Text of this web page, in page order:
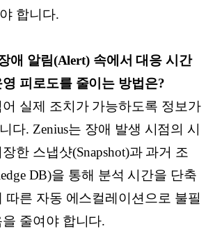
합니다.
애 알림(Alert) 속에서 대응 시간
피로도를 줄이는 방법은?
실제 조치가 가능하도록 정보가
다. Zenius는 장애 발생 시점의 시
한 스냅샷(Snapshot)과 과거 조
DB)을 통해 분석 시간을 단축
따른 자동 에스컬레이션으로 불필
줄여야 합니다.